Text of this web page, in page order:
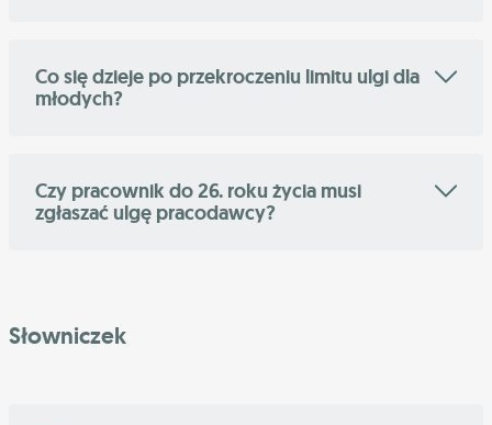
Co się dzieje po przekroczeniu limitu ulgi dla
młodych?
Czy pracownik do 26. roku życia musi
zgłaszać ulgę pracodawcy?
Słowniczek